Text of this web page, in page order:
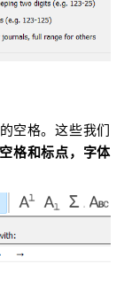
空格。 这些我们
空格和标点，字体